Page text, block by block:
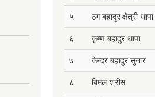
५ ठग बहादुर क्षेत्री थापा
६ कृष्ण बहादुर थापा
७ केन्द्र बहादुर सुनार
८ बिमल श्रीस